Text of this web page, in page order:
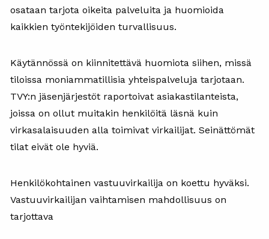
osataan tarjota oikeita palveluita ja huomioida
kaikkien työntekijöiden turvallisuus.
Käytännössä on kiinnitettävä huomiota siihen, missä
tiloissa moniammatillisia yhteispalveluja tarjotaan.
TVY:n jäsenjärjestöt raportoivat asiakastilanteista,
joissa on ollut muitakin henkilöitä läsnä kuin
virkasalaisuuden alla toimivat virkailijat. Seinättömät
tilat eivät ole hyviä.
Henkilökohtainen vastuuvirkailija on koettu hyväksi.
Vastuuvirkailijan vaihtamisen mahdollisuus on
tarjottava